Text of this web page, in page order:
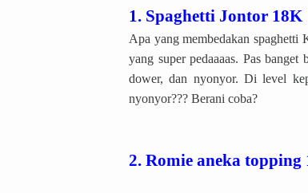
1. Spaghetti Jontor 18K
Apa yang membedakan spaghetti
yang super pedaaaas. Pas
dower, dan nyonyor. Di level
nyonyor??? Berani coba?
2. Romie aneka topping